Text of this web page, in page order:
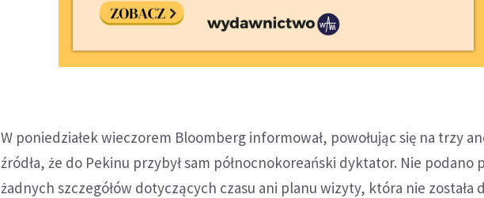
W poniedziałek wieczorem Bloomberg informował, powołując się na trzy
źródła, że do Pekinu przybył sam północnokoreański dyktator. Nie podano
żadnych szczegółów dotyczących czasu ani planu wizyty, która nie została